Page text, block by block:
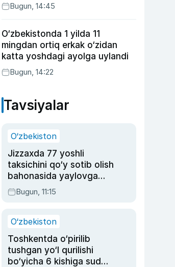
Bugun, 14:45
O‘zbekistonda 1 yilda 11
mingdan ortiq erkak o‘zidan
katta yoshdagi ayolga uylandi
Bugun, 14:22
Tavsiyalar
O‘zbekiston
Jizzaxda 77 yoshli
taksichini qo‘y sotib olish
bahonasida yaylovga
olib borib o‘ldirgan yigit
20 yilga qamaldi
Bugun, 11:15
O‘zbekiston
Toshkentda o‘pirilib
tushgan yo‘l qurilishi
bo‘yicha 6 kishiga sud